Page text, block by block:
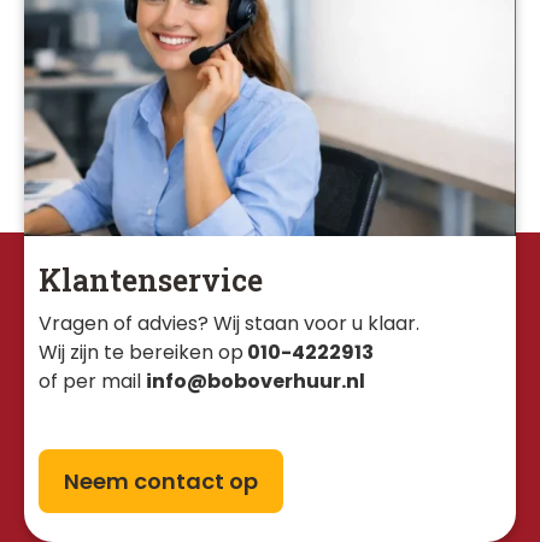
Klantenservice
Vragen of advies? Wij staan voor u klaar.
Wij zijn te bereiken op 010-4222913
of per mail info@boboverhuur.nl
Neem contact op